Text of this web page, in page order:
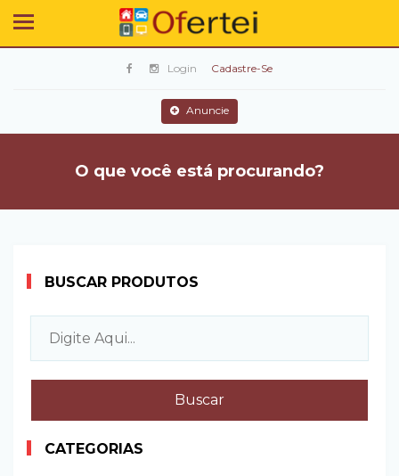
Login Cadastre-Se
Anuncie
O que você está procurando?
BUSCAR PRODUTOS
CATEGORIAS